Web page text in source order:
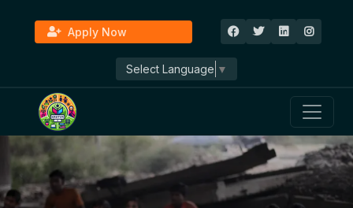
Apply Now
Select Language ▼